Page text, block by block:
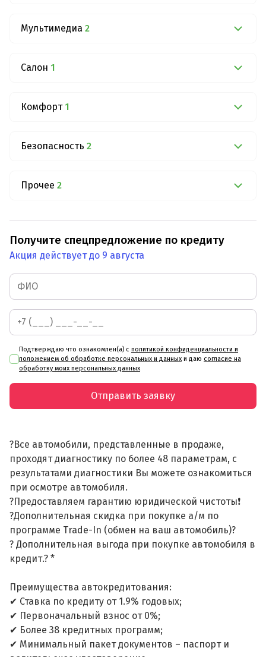
Мультимедиа 2
Салон 1
Комфорт 1
Безопасность 2
Прочее 2
Получите спецпредложение по кредиту
Акция действует до 9 августа
Подтверждаю что ознакомлен(а) с политикой конфиденциальности и
положением об обработке персональных и данных и даю согласие на
обработку моих персональных данных
Отправить заявку
?Все автомобили, представленные в продаже,
проходят диагностику по более 48 параметрам, с
результатами диагностики Вы можете ознакомиться
при осмотре автомобиля.
?Предоставляем гарантию юридической чистоты❗
?Дополнительная скидка при покупке а/м по
программе Trade-In (обмен на ваш автомобиль)?
? Дополнительная выгода при покупке автомобиля в
кредит.? *
Преимущества автокредитования:
✔ Ставка по кредиту от 1.9% годовых;
✔ Первоначальный взнос от 0%;
✔ Более 38 кредитных программ;
✔ Минимальный пакет документов – паспорт и